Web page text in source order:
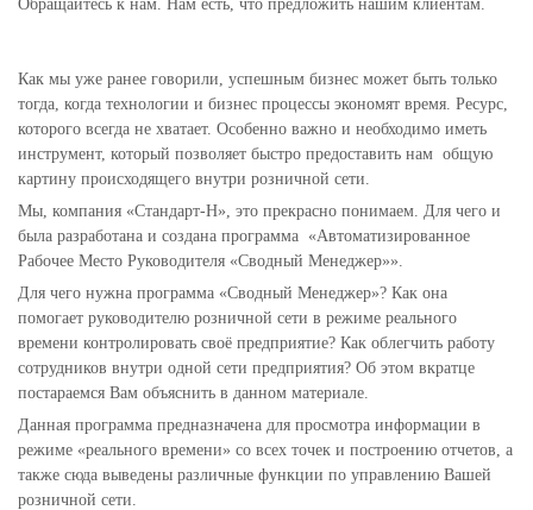
Обращайтесь к нам. Нам есть, что предложить нашим клиентам.
Как мы уже ранее говорили, успешным бизнес может быть только
тогда, когда технологии и бизнес процессы экономят время. Ресурс,
которого всегда не хватает. Особенно важно и необходимо иметь
инструмент, который позволяет быстро предоставить нам общую
картину происходящего внутри розничной сети.
Мы, компания «Стандарт-Н», это прекрасно понимаем. Для чего и
была разработана и создана программа «Автоматизированное
Рабочее Место Руководителя «Сводный Менеджер»».
Для чего нужна программа «Сводный Менеджер»? Как она
помогает руководителю розничной сети в режиме реального
времени контролировать своё предприятие? Как облегчить работу
сотрудников внутри одной сети предприятия? Об этом вкратце
постараемся Вам объяснить в данном материале.
Данная программа предназначена для просмотра информации в
режиме «реального времени» со всех точек и построению отчетов, а
также сюда выведены различные функции по управлению Вашей
розничной сети.